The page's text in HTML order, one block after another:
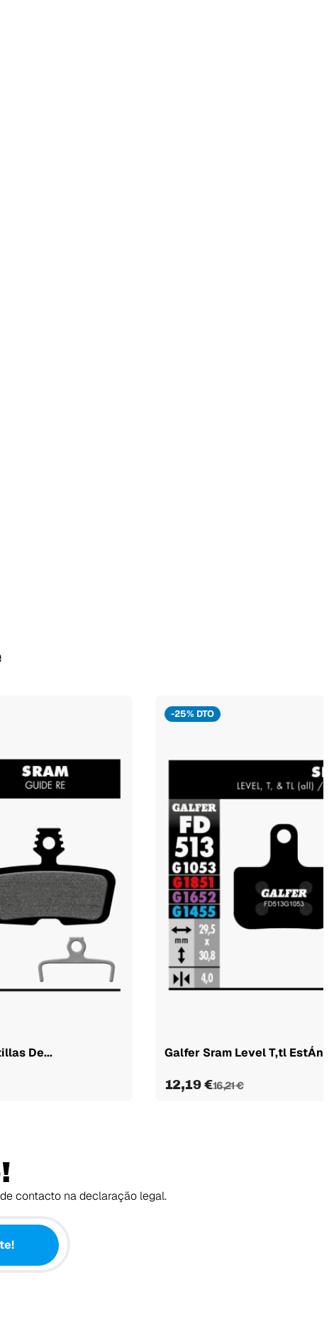
De...
-25% DTO
Galfer Sram Level T,tl
12,19 €16,21 €
contacto na declaração legal.